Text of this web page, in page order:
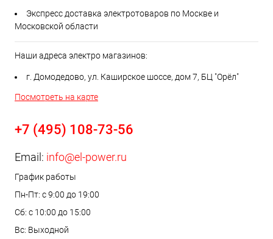
Экспресс доставка электротоваров по Москве и
Московской области
Наши адреса электро магазинов:
г. Домодедово, ул. Каширское шоссе, дом 7, БЦ "Орёл"
Посмотреть на карте
+7 (495) 108-73-56
Email: info@el-power.ru
График работы
Пн-Пт: с 9:00 до 19:00
Сб: с 10:00 до 15:00
Вс: Выходной